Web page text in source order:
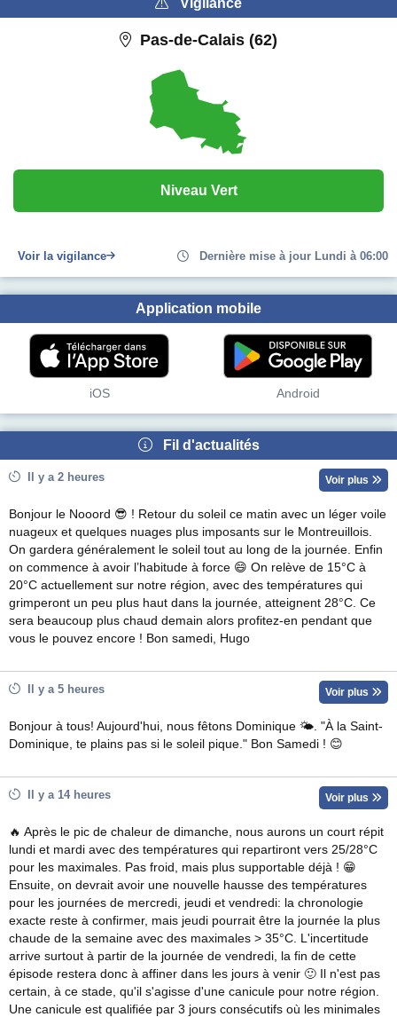
Vigilance
Pas-de-Calais (62)
Niveau Vert
Voir la vigilance Dernière mise à jour Lundi à 06:00
Application mobile
iOS Android
Fil d'actualités
Il y a 2 heures Voir plus
Bonjour le Nooord 😎 ! Retour du soleil ce matin avec un léger voile
nuageux et quelques nuages plus imposants sur le Montreuillois.
On gardera généralement le soleil tout au long de la journée. Enfin
on commence à avoir l’habitude à force 😄 On relève de 15°C à
20°C actuellement sur notre région, avec des températures qui
grimperont un peu plus haut dans la journée, atteignent 28°C. Ce
sera beaucoup plus chaud demain alors profitez-en pendant que
vous le pouvez encore ! Bon samedi, Hugo
Il y a 5 heures Voir plus
Bonjour à tous! Aujourd'hui, nous fêtons Dominique 🌤. "À la Saint-
Dominique, te plains pas si le soleil pique." Bon Samedi ! 😊
Il y a 14 heures Voir plus
🔥 Après le pic de chaleur de dimanche, nous aurons un court répit
lundi et mardi avec des températures qui repartiront vers 25/28°C
pour les maximales. Pas froid, mais plus supportable déjà ! 😁
Ensuite, on devrait avoir une nouvelle hausse des températures
pour les journées de mercredi, jeudi et vendredi: la chronologie
exacte reste à confirmer, mais jeudi pourrait être la journée la plus
chaude de la semaine avec des maximales > 35°C. L'incertitude
arrive surtout à partir de la journée de vendredi, la fin de cette
épisode restera donc à affiner dans les jours à venir 🙂 Il n'est pas
certain, à ce stade, qu'il s'agisse d'une canicule pour notre région.
Une canicule est qualifiée par 3 jours consécutifs où les minimales